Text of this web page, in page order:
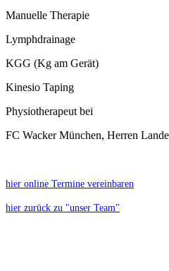
Manuelle Therapie
Lymphdrainage
KGG (Kg am Gerät)
Kinesio Taping
Physiotherapeut bei
FC Wacker München, Herren
hier online Termine vereinbaren
hier zurück zu "unser Team"